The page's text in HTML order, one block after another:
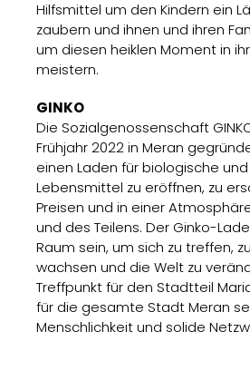
Hilfsmittel um den Kindern ein
zaubern und ihnen und ihren
um diesen heiklen Moment in
meistern.
GINKO
Die Sozialgenossenschaft
Frühjahr 2022 in Meran
einen Laden für biologische
Lebensmittel zu eröffnen, zu
Preisen und in einer
und des Teilens. Der Ginko-
Raum sein, um sich zu treffen,
wachsen und die Welt zu
Treffpunkt für den Stadtteil
für die gesamte Stadt Meran
Menschlichkeit und solide